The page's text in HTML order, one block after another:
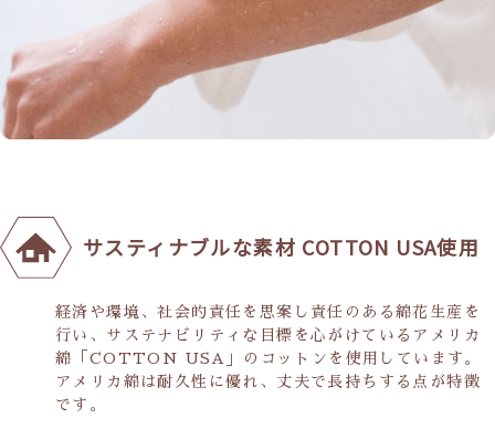
サスティナブルな素材 COTTON USA使用
経済や環境、社会的責任を思案し責任のある綿花生産を
行い、サステナビリティな目標を心がけているアメリカ
綿「COTTON USA」のコットンを使用しています。
アメリカ綿は耐久性に優れ、丈夫で長持ちする点が特徴
です。